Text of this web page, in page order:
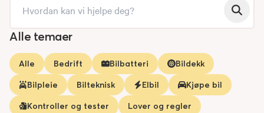
Alle temaer
Alle Bedrift Bilbatteri
Bildekk
Bilpleie
Bilteknisk Elbil
Kjøpe bil
Kontroller og tester
Lover og regler